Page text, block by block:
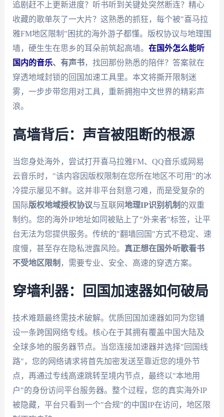
追剧赶不上更新进度？听书听到关键处突然断连？精心
收藏的歌单灰了一大片？这熟悉的抓狂，每个被"喜马拉
雅FM地区限制"困扰的海外游子都懂。版权协议与地理围
墙，硬生生在思乡的耳朵前筑起高墙。 在国外怎么能听
国内的音乐、有声书，找回那份熟悉的陪伴？答案就在
穿透地域封锁的回国加速工具里。本文将撕开限制迷
雾，一步步带您用对工具，重新拥抱中文世界的精彩声
浪。
高墙背后：声音被阻断的根源
当您身处海外，尝试打开喜马拉雅FM、QQ音乐或网易
云音乐时，"该内容因版权限制在您所在地区不可用"的冰
冷提示屡见不鲜。这并非平台刻意刁难，而是受复杂的
国际版权地域授权协议与互联网地理IP识别机制 的双重
制约。您的海外IP地址如同被贴上了"外来者"标签，让平
台无法为您提供服务。传统的"翻墙回国"方式不稳定、速
度慢，甚至存在隐私泄露风险。 真正想在国外听歌看书
不受地区限制 ，需要专业、安全、高速的穿透方案。
穿墙利器：回国加速器如何破局
技术难题最终需技术破解。优质回国加速器如同为您铺
设一条跨国网络专线。核心在于其拥有覆盖中国大陆及
全球多地的服务器节点。当您连接加速器并选择"回国线
路"，您的网络请求将首先加密发送至靠近您的境外节
点，再通过专线高速跳转至境内节点，最终以"本地用
户"的身份访问平台服务器。整个过程，您的真实海外IP
被隐藏，平台只看到一个"合规"的中国IP在访问，地区限